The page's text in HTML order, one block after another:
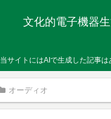
文化的電子機器
当サイトにはAIで生成した記事は
オーディオ